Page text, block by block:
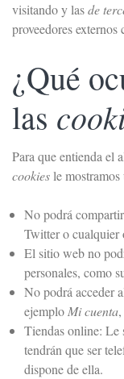
visitando y lasde
proveedores
¿Qué
las
Para que entienda el
cookiesle
No podrá
Twitter o cualquier
El sitio web no
personales, como
No podrá acceder
ejemploMi cuenta
Tiendas online: Le
tendrán que ser
dispone de ella.